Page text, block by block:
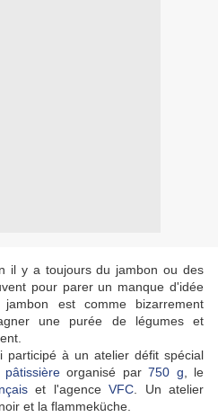
il y a toujours du jambon ou des
pour parer un manque d'idée
est comme bizarrement
une purée de légumes et
à un atelier défit spécial
organisé par750 g , le
et l'agence VFC . Un atelier
et la flammeküche.